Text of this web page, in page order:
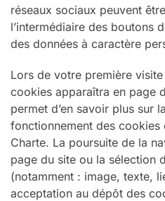
réseaux sociaux peuvent
l’intermédiaire des boutons
des données à caractère
Lors de votre première
cookies apparaîtra en page
permet d’en savoir plus sur
fonctionnement des
Charte. La poursuite de la
page du site ou la sélection
(notamment : image, texte,
acceptation au dépôt des